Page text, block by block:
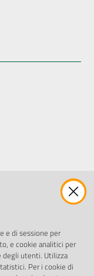
e di sessione per
e cookie analitici per
degli utenti. Utilizza
Per i cookie di